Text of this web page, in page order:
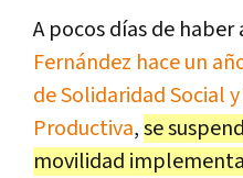
A pocos días de
Fernández hace un
de Solidaridad Social
Productiva,se
movilidad